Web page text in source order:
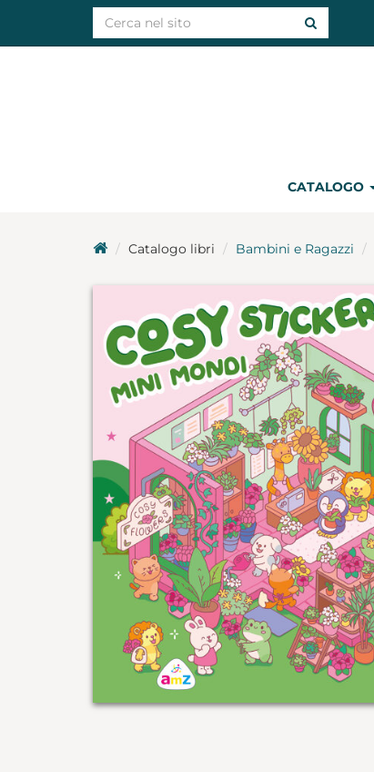
CATALOGO
Catalogo libri Bambini e Ragazzi